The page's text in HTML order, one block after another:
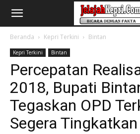
Beranda Kepri Terkini Bintan
Kepri Terkini Bintan
Percepatan
2018, Bupati
Tegaskan OPD
Segera Tingkatkan